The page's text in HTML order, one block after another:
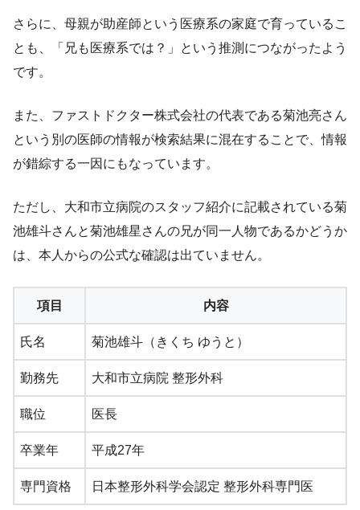
さらに、母親が助産師という医療系の家庭で育っているこ
とも、「兄も医療系では？」という推測につながったよう
です。
また、ファストドクター株式会社の代表である菊池亮さん
という別の医師の情報が検索結果に混在することで、情報
が錯綜する一因にもなっています。
ただし、大和市立病院のスタッフ紹介に記載されている菊
池雄斗さんと菊池雄星さんの兄が同一人物であるかどうか
は、本人からの公式な確認は出ていません。
項目 内容
氏名 菊池雄斗（きくち ゆうと）
勤務先 大和市立病院 整形外科
職位 医長
卒業年 平成27年
専門資格 日本整形外科学会認定 整形外科専門医